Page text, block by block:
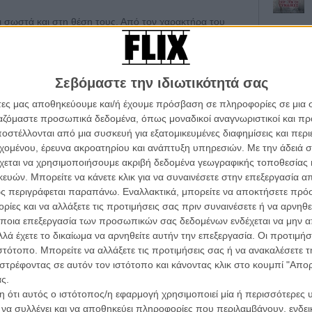
Σεβόμαστε την ιδιωτικότητά σας
μας αποθηκεύουμε και/ή έχουμε πρόσβαση σε πληροφορίες σε
προσωπικά δεδομένα, όπως μοναδικοί αναγνωριστικοί και
από μια συσκευή για εξατομικευμένες διαφημίσεις και
έρευνα ακροατηρίου και ανάπτυξη υπηρεσιών. Με την άδειά
να χρησιμοποιήσουμε ακριβή δεδομένα γεωγραφικής τοποθεσίας
Μπορείτε να κάνετε κλικ για να συναινέσετε στην επεξεργασία
περιγράφεται παραπάνω. Εναλλακτικά, μπορείτε να αποκτήσετε
και να αλλάξετε τις προτιμήσεις σας πριν συναινέσετε ή να
επεξεργασία των προσωπικών σας δεδομένων ενδέχεται να μην
έχετε το δικαίωμα να αρνηθείτε αυτήν την επεξεργασία. Οι
Μπορείτε να αλλάξετε τις προτιμήσεις σας ή να ανακαλέσετε
σε αυτόν τον ιστότοπο και κάνοντας κλικ στο κουμπί
αυτός ο ιστότοπος/η εφαρμογή χρησιμοποιεί μία ή περισσότερες
συλλέγει και να αποθηκεύει πληροφορίες που περιλαμβάνουν,
σωστά και στη θέση τους. Από τον χαρακτήρα του
χροιά και αφοπλιστική μελαγχολία ο
ερωτευτεί την νεαρή Ισπανίδα υπηρέτρια που
άνεμος αλλαγής, μέχρι τη νεόπλουτη σύζυγο του
τους και η υπέροχη αλμοδοβαρική Κάρμεν
ζωή γεμάτη πάθος, νοσταλγία και στριμωγμένα
για μια άλλη ζωή.
ενώνει δύο κόσμους που στην πραγματικότητα δεν
και η χρήση του ασανσέρ είναι απαγορευμένη για
τη σκάλα υπηρεσίας. Και το κάνει
όταν αντιπαραβάλλει τη νεκρική σιγή των
μουσική, παθιασμένες συζητήσεις και μικρές
η ιστορία του Ζαν-Λουί δεν είναι παρά μια ρωγμή
που γρήγορα θα ανακαλύψει πως ό,τι συμβαίνει
τελευταίο όροφο είναι ένα κομμάτι πραγματικής
ρωγμή που σιγά σιγά θα μετατραπεί σε μανιφέστο
βγαλμένο λες μέσα από ένα παραμύθι.
Οι
Μπέλα Ταρ
Μια Θέση
A Place
Τζορτζ
Οδύσσεια
The
Ψηλά
Tacones
Ο